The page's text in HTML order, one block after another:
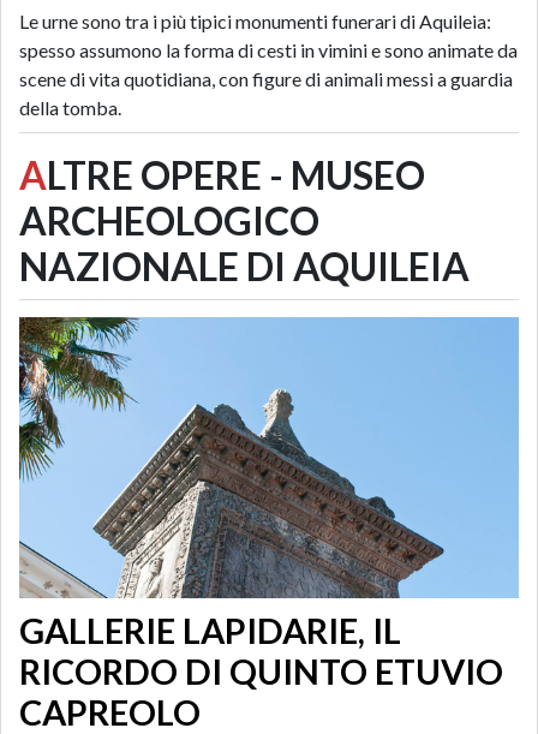
Le urne sono tra i più tipici monumenti funerari di Aquileia:
spesso assumono la forma di cesti in vimini e sono animate da
scene di vita quotidiana, con figure di animali messi a guardia
della tomba.
ALTRE OPERE - MUSEO
ARCHEOLOGICO
NAZIONALE DI AQUILEIA
GALLERIE LAPIDARIE, IL
RICORDO DI QUINTO ETUVIO
CAPREOLO